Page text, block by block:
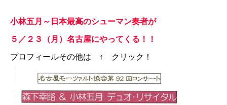
小林五月～日本最高のシューマン奏者が
５／２３（月）名古屋にやってくる！！
プロフィールその他は ↑ クリック！